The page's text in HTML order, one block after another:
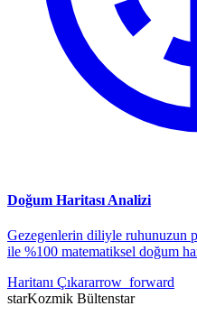
Doğum Haritası Analizi
Gezegenlerin diliyle ruhunuzun
ile %100 matematiksel doğum
Haritanı Çıkararrow_forward
starKozmik Bültenstar